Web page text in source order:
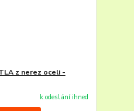
z nerez oceli -
k odeslání ihned